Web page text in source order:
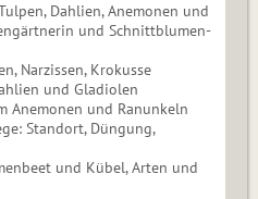
Dahlien, Anemonen und
und Schnittblumen-
Narzissen, Krokusse
und Gladiolen
Anemonen und Ranunkeln
Standort, Düngung,
und Kübel, Arten und